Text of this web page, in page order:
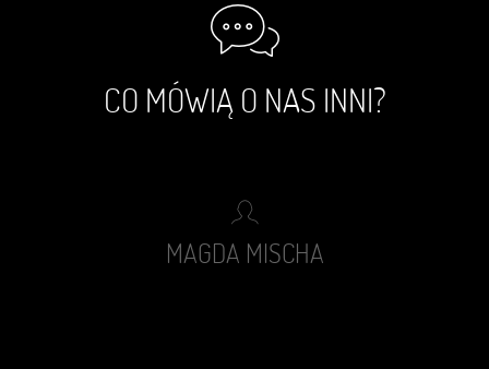
CO MÓWIĄ O NAS INNI?
MAGDA MISCHA